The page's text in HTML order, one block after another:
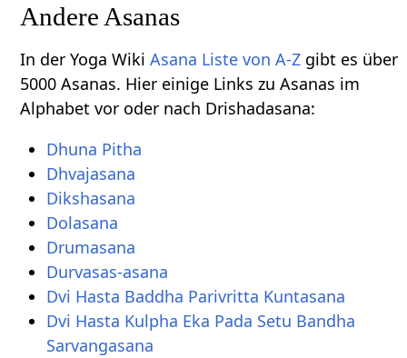
Andere Asanas
In der Yoga WikiAsana Liste von A-Z gibt es über
5000 Asanas. Hier einige Links zu Asanas im
Alphabet vor oder nach Drishadasana:
Dhuna Pitha
Dhvajasana
Dikshasana
Dolasana
Drumasana
Durvasas-asana
Dvi Hasta Baddha Parivritta Kuntasana
Dvi Hasta Kulpha Eka Pada Setu Bandha
Sarvangasana